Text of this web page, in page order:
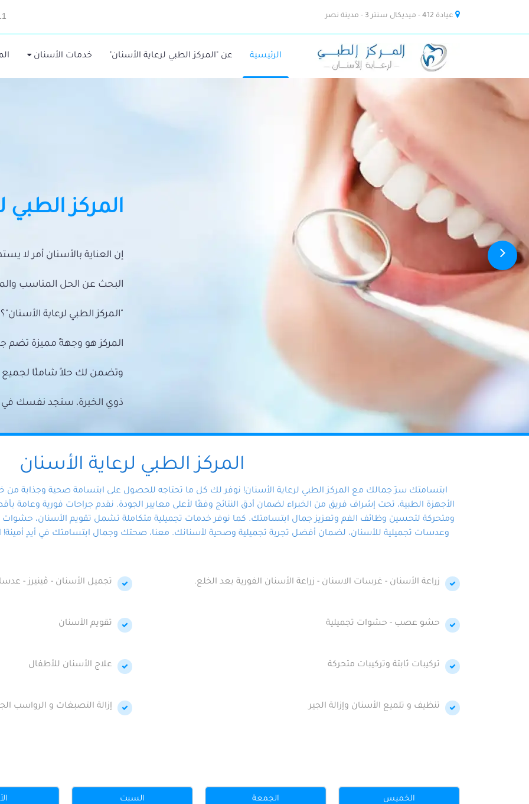
عيادة 412 - ميديكال سنتر 3 - مدينة نصر
الرئيسية عن "المركز الطبي لرعاية الأسنان" خدمات الأسنان
المركز الطبي
إن العناية بالأسنان أمر لا
البحث عن الحل المناسب
"المركز الطبي لرعاية الأسنان"؟
المركز هو وجهةً مميزة تضم
وتضمن لك حلاً شاملًا
ذوي الخبرة، ستجد نفسك في
المركز الطبي لرعاية الأسنان
ابتسامتك سرّ جمالك مع المركز الطبي لرعاية الأسنان! نوفر لك كل ما تحتاجه للحصول على ابتسامة صحية وجذابة
الأجهزة الطبية، تحت إشراف فريق من الخبراء لضمان أدق النتائج وفقًا لأعلى معايير الجودة. نقدم جراحات فورية وعامة
ومتحركة لتحسين وظائف الفم وتعزيز جمال ابتسامتك. كما نوفر خدمات تجميلية متكاملة تشمل تقويم الأسنان، حشوات
وعدسات تجميلية للأسنان، لضمان أفضل تجربة تجميلية وصحية لأسنانك. معنا، صحتك وجمال ابتسامتك في أيدٍ أمينة!
زراعة الأسنان - غرسات الاسنان - زراعة الأسنان الفورية بعد الخلع. تجميل الأسنان - ڤينيرز -
حشو عصب - حشوات تجميلية تقويم الأسنان
تركيبات ثابتة وتركيبات متحركة علاج الأسنان للأطفال
تنظيف و تلميع الأسنان وإزالة الجير إزالة التصبغات و الرواسب
الخميس
الجمعة
السبت